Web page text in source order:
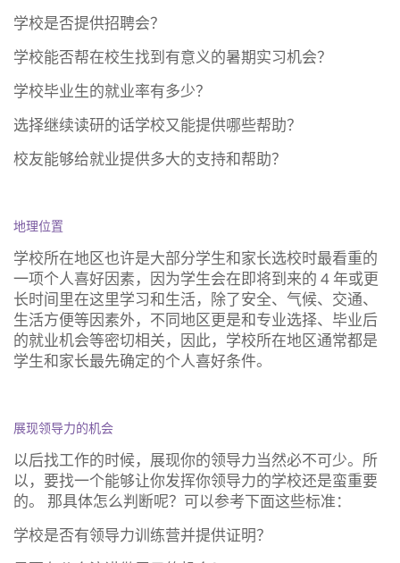
学校是否提供招聘会？
学校能否帮在校生找到有意义的暑期实习机会？
学校毕业生的就业率有多少？
选择继续读研的话学校又能提供哪些帮助？
校友能够给就业提供多大的支持和帮助？
地理位置
学校所在地区也许是大部分学生和家长选校时最看重的
一项个人喜好因素，因为学生会在即将到来的 4 年或更
长时间里在这里学习和生活，除了安全、气候、交通、
生活方便等因素外，不同地区更是和专业选择、毕业后
的就业机会等密切相关，因此，学校所在地区通常都是
学生和家长最先确定的个人喜好条件。
展现领导力的机会
以后找工作的时候，展现你的领导力当然必不可少。所
以，要找一个能够让你发挥你领导力的学校还是蛮重要
的。 那具体怎么判断呢？可以参考下面这些标准：
学校是否有领导力训练营并提供证明？